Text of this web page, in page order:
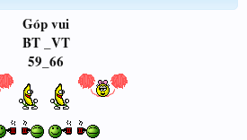
Góp vui
BT _VT
59_66